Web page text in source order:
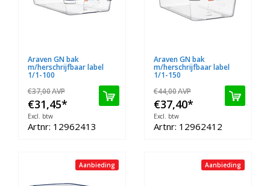
Araven GN bak
m/herschrijfbaar label
1/1-100
€37,00AVP
€31,45*
Excl. btw
Artnr: 12962413
Araven GN bak
m/herschrijfbaar label
1/1-150
€44,00AVP
€37,40*
Excl. btw
Artnr: 12962412
Aanbieding Aanbieding